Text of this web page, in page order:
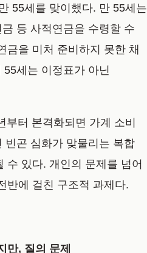
55세를 맞이했다. 만 55세는
등 사적연금을 수령할 수
금을 미처 준비하지 못한 채
세는 이정표가 아닌
터 본격화되면 가계 소비
빈곤 심화가 맞물리는 복합
수 있다. 개인의 문제를 넘어
반에 걸친 구조적 과제다.
, 질의 문제